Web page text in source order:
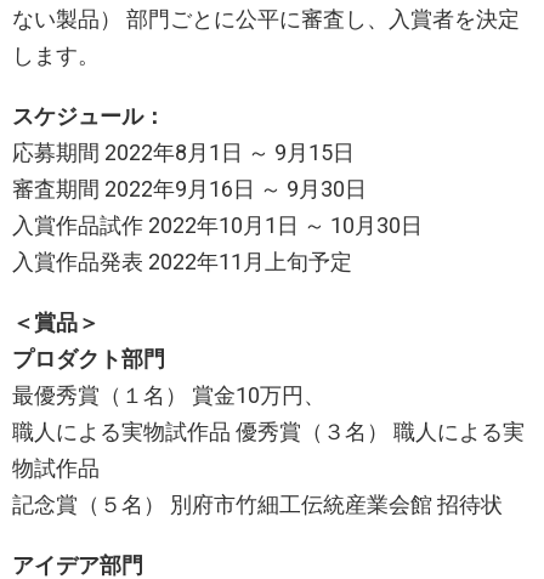
ない製品） 部門ごとに公平に審査し、入賞者を決定
します。
スケジュール：
応募期間 2022年8月1日 ～ 9月15日
審査期間 2022年9月16日 ～ 9月30日
入賞作品試作 2022年10月1日 ～ 10月30日
入賞作品発表 2022年11月上旬予定
＜賞品＞
プロダクト部門
最優秀賞（１名） 賞金10万円、
職人による実物試作品 優秀賞（３名） 職人による実
物試作品
記念賞（５名） 別府市竹細工伝統産業会館 招待状
アイデア部門